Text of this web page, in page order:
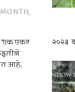
,
एकर
आहे.
२०२३